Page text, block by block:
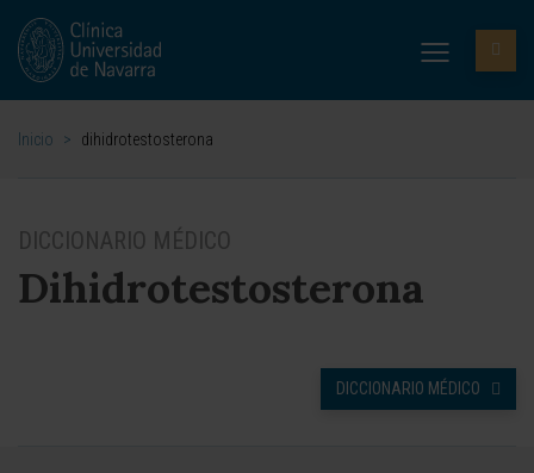
Inicio > dihidrotestosterona
DICCIONARIO MÉDICO
Dihidrotestosterona
DICCIONARIO MÉDICO